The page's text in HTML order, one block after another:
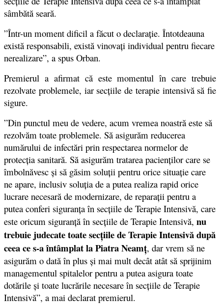
sâmbătă seară.
”Într-un moment dificil a făcut o declaraţie. Întotdeauna
există responsabili, există vinovaţi individual pentru fiecare
nerealizare”, a spus Orban.
Premierul a afirmat că este momentul în care trebuie
rezolvate problemele, iar secţiile de terapie intensivă să fie
sigure.
”Din punctul meu de vedere, acum vremea noastră este să
rezolvăm toate problemele. Să asigurăm reducerea
numărului de infectări prin respectarea normelor de
protecţia sanitară. Să asigurăm tratarea pacienţilor care se
îmbolnăvesc şi să găsim soluţii pentru orice situaţie care
ne apare, inclusiv soluţia de a putea realiza rapid orice
lucrare necesară de modernizare, de reparaţii pentru a
putea conferi siguranţa în secţiile de Terapie Intensivă, care
este oricum siguranţă în secţiile de Terapie Intensivă, nu
trebuie judecate toate secţiile de Terapie Intensivă după
ceea ce s-a întâmplat la Piatra Neamţ, dar vrem să ne
asigurăm o dată în plus şi mai mult decât atât să sprijinim
managementul spitalelor pentru a putea asigura toate
dotările şi toate lucrările necesare în secţiile de Terapie
Intensivă”, a mai declarat premierul.